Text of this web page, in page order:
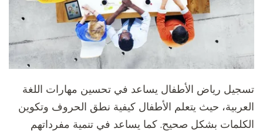
تسجيل رياض الأطفال يساعد في تحسين مهارات اللغة
العربية، حيث يتعلم الأطفال كيفية نطق الحروف وتكوين
الكلمات بشكل صحيح. كما يساعد في تنمية مفرداتهم